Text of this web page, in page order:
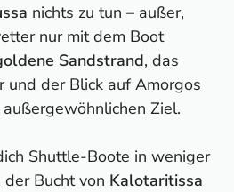
nichts zu tun – außer,
nur mit dem Boot
Sandstrand, das
und der Blick auf Amorgos
Ziel.
Shuttle-Boote in weniger
Bucht von Kalotaritissa